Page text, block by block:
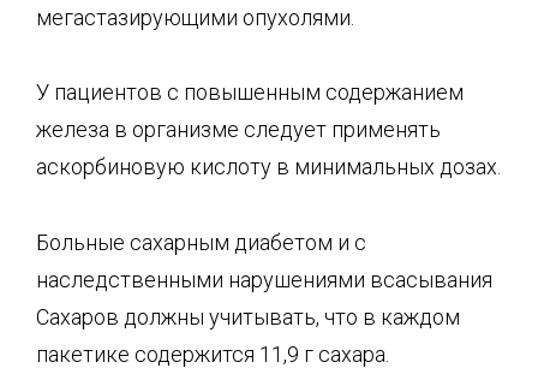
мегастазирующими опухолями.
У пациентов с повышенным содержанием
железа в организме следует применять
аскорбиновую ки­слоту в минимальных дозах.
Больные сахарным диабетом и с
наследственными нарушениями всасывания
Сахаров долж­ны учитывать, что в каждом
пакетике содержится 11,9 г сахара.